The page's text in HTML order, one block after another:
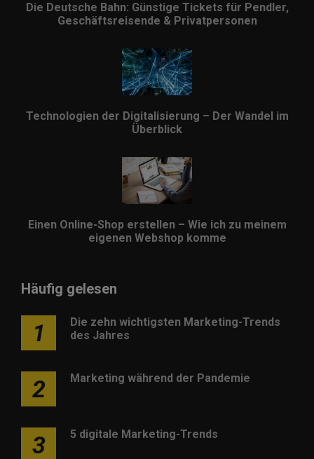
Die Deutsche Bahn: Günstige Tickets für Pendler,
Geschäftsreisende & Privatpersonen
Technologien der Digitalisierung – Der Wandel im
Überblick
Einen Online-Shop erstellen – Wie ich zu meinem
eigenen Webshop komme
Häufig gelesen
1
Die zehn wichtigsten Marketing-Trends
des Jahres
2 Marketing während der Pandemie
3 5 digitale Marketing-Trends